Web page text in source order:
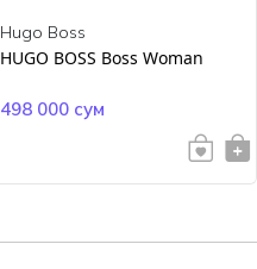
Hugo Boss
HUGO BOSS Boss Woman
498 000 сум